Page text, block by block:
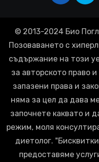
© 2013-2024 Био
Позоваването с
съдържание на този
за авторското право
запазени права и
няма за цел да дава
започнете каквато и
режим, моля
диетолог.
предоставяме